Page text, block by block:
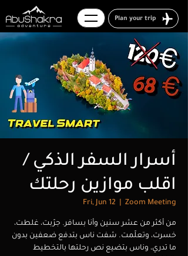
Plan your trip
أسرار السفر الذكي /
اقلب موازين رحلتك
Fri, Jun 12 Zoom Meeting
من أكثر من عشر سنين وأنا بسافر. جرّبت، غلطت،
خسرت، وتعلّمت. شفت ناس بتدفع ضعفين بدون
ما تدري، وناس بتضيع نص رحلتها بالتخطيط